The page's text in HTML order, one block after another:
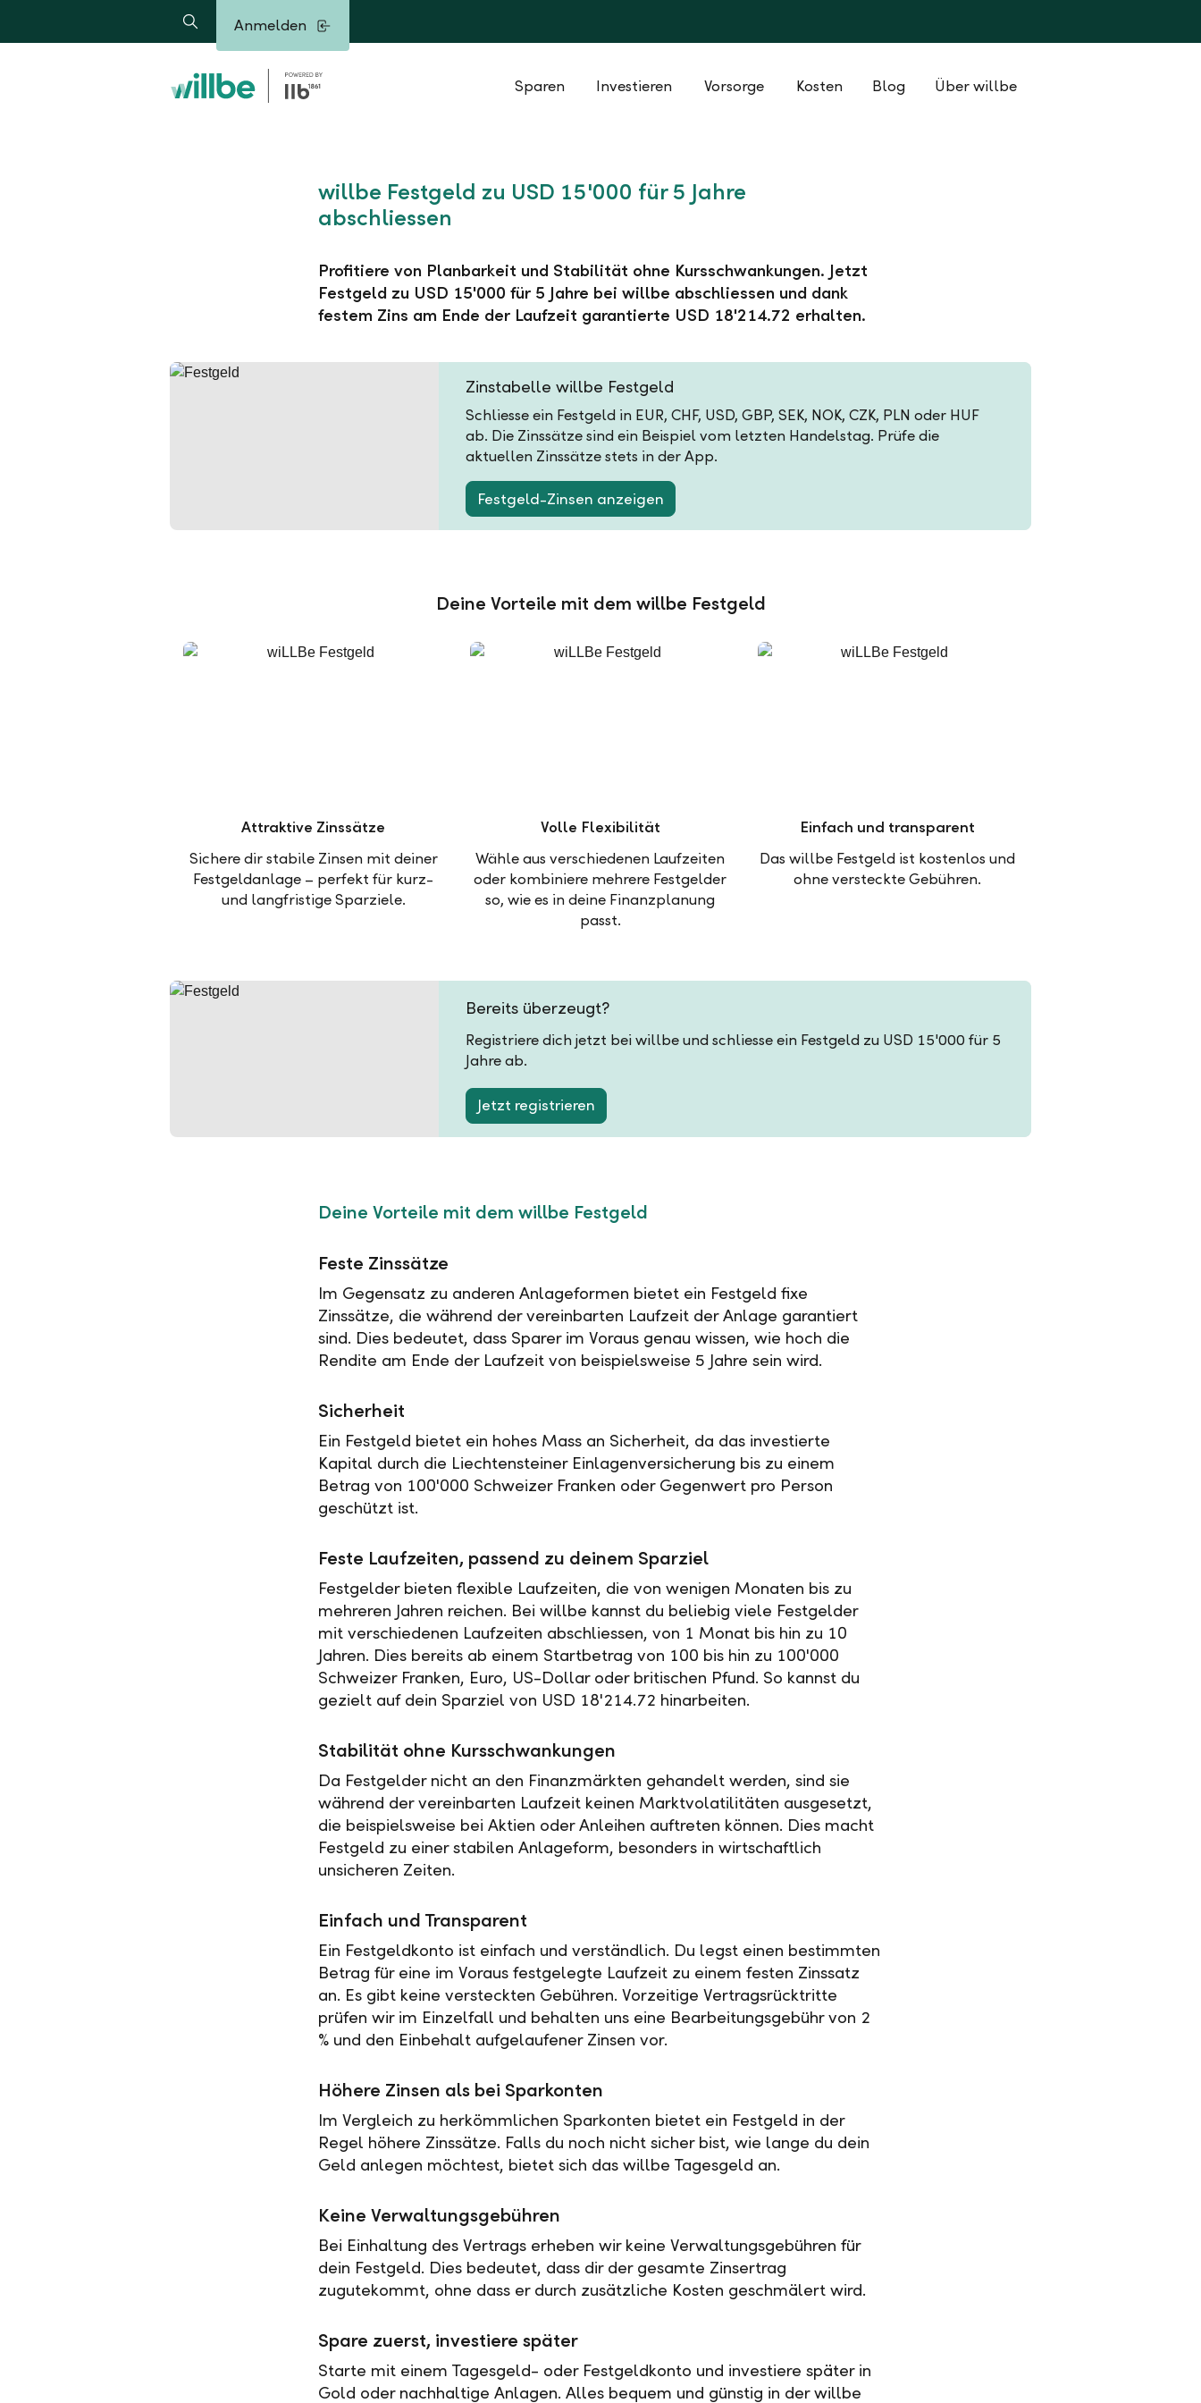
Suche Anmelden
Sparen Investieren Vorsorge Kosten Blog Über willbe
willbe Festgeld zu USD 15'000 für 5 Jahre
abschliessen
Profitiere von Planbarkeit und Stabilität ohne Kursschwankungen. Jetzt
Festgeld zu USD 15'000 für 5 Jahre bei willbe abschliessen und dank
festem Zins am Ende der Laufzeit garantierte USD 18'214.72 erhalten.
Zinstabelle willbe Festgeld
Schliesse ein Festgeld in EUR, CHF, USD, GBP, SEK, NOK, CZK, PLN oder HUF
ab. Die Zinssätze sind ein Beispiel vom letzten Handelstag. Prüfe die
aktuellen Zinssätze stets in der App.
Festgeld-Zinsen anzeigen
Deine Vorteile mit dem willbe Festgeld
Attraktive Zinssätze
Sichere dir stabile Zinsen mit deiner
Festgeldanlage – perfekt für kurz-
und langfristige Sparziele.
Volle Flexibilität
Wähle aus verschiedenen Laufzeiten
oder kombiniere mehrere Festgelder
so, wie es in deine Finanzplanung
passt.
Einfach und transparent
Das willbe Festgeld ist kostenlos und
ohne versteckte Gebühren.
Bereits überzeugt?
Registriere dich jetzt bei willbe und schliesse ein Festgeld zu USD 15'000 für 5
Jahre ab.
Jetzt registrieren
Deine Vorteile mit dem willbe Festgeld
Feste Zinssätze
Im Gegensatz zu anderen Anlageformen bietet ein Festgeld fixe
Zinssätze, die während der vereinbarten Laufzeit der Anlage garantiert
sind. Dies bedeutet, dass Sparer im Voraus genau wissen, wie hoch die
Rendite am Ende der Laufzeit von beispielsweise 5 Jahre sein wird.
Sicherheit
Ein Festgeld bietet ein hohes Mass an Sicherheit, da das investierte
Kapital durch die Liechtensteiner Einlagenversicherung bis zu einem
Betrag von 100'000 Schweizer Franken oder Gegenwert pro Person
geschützt ist.
Feste Laufzeiten, passend zu deinem Sparziel
Festgelder bieten flexible Laufzeiten, die von wenigen Monaten bis zu
mehreren Jahren reichen. Bei willbe kannst du beliebig viele Festgelder
mit verschiedenen Laufzeiten abschliessen, von 1 Monat bis hin zu 10
Jahren. Dies bereits ab einem Startbetrag von 100 bis hin zu 100'000
Schweizer Franken, Euro, US-Dollar oder britischen Pfund. So kannst du
gezielt auf dein Sparziel von USD 18'214.72 hinarbeiten.
Stabilität ohne Kursschwankungen
Da Festgelder nicht an den Finanzmärkten gehandelt werden, sind sie
während der vereinbarten Laufzeit keinen Marktvolatilitäten ausgesetzt,
die beispielsweise bei Aktien oder Anleihen auftreten können. Dies macht
Festgeld zu einer stabilen Anlageform, besonders in wirtschaftlich
unsicheren Zeiten.
Einfach und Transparent
Ein Festgeldkonto ist einfach und verständlich. Du legst einen bestimmten
Betrag für eine im Voraus festgelegte Laufzeit zu einem festen Zinssatz
an. Es gibt keine versteckten Gebühren. Vorzeitige Vertragsrücktritte
prüfen wir im Einzelfall und behalten uns eine Bearbeitungsgebühr von 2
% und den Einbehalt aufgelaufener Zinsen vor.
Höhere Zinsen als bei Sparkonten
Im Vergleich zu herkömmlichen Sparkonten bietet ein Festgeld in der
Regel höhere Zinssätze. Falls du noch nicht sicher bist, wie lange du dein
Geld anlegen möchtest, bietet sich das willbe Tagesgeld an.
Keine Verwaltungsgebühren
Bei Einhaltung des Vertrags erheben wir keine Verwaltungsgebühren für
dein Festgeld. Dies bedeutet, dass dir der gesamte Zinsertrag
zugutekommt, ohne dass er durch zusätzliche Kosten geschmälert wird.
Spare zuerst, investiere später
Starte mit einem Tagesgeld- oder Festgeldkonto und investiere später in
Gold oder nachhaltige Anlagen. Alles bequem und günstig in der willbe